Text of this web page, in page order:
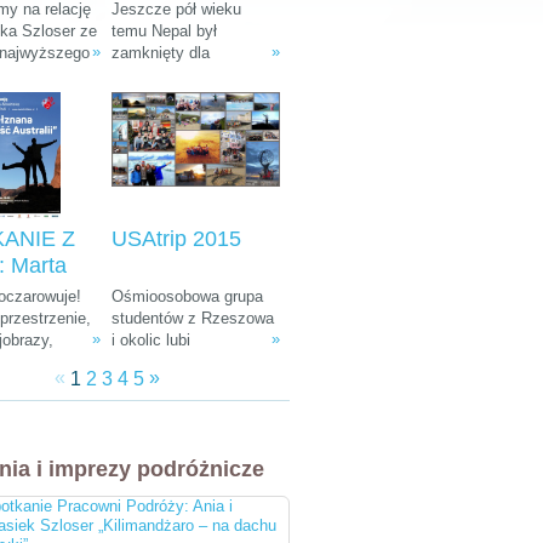
Ania i
Szloser
–
na relację
Szloser ze
w
i
»
Tułak „Magiczny
Nepal”
Jeszcze pół wieku
temu Nepal był
zamknięty dla
zwiedzających. W
ostatnich dekadach
zamienił się w Mekkę
dla ludzi kochających
góry, przyrodę i
kulturę.
»
Z
Marta
i
Australii"
spotkać
ciekawa
ludzie na
»
USAtrip 2015
Ośmioosobowa grupa
studentów z Rzeszowa
i okolic lubi
równa się móc. Wierni
tej idei co roku
r. Na koncie mają już
cztery wyprawy, a teraz
przygotowują się do
następnej. Tym razem
»
« 1 2 3 4 5 »
i imprezy podróżnicze
Pracowni Podróży: Ania i
Szloser „Kilimandżaro – na dachu